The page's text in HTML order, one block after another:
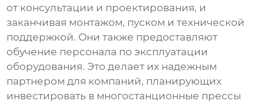
от консультации и проектирования, и
заканчивая монтажом, пуском и технической
поддержкой. Они также предоставляют
обучение персонала по эксплуатации
оборудования. Это делает их надежным
партнером для компаний, планирующих
инвестировать в многостанционные прессы